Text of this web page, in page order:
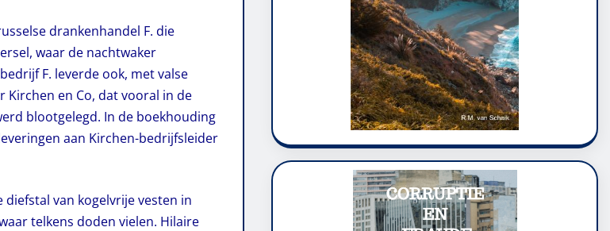
drankenhandel F. die
waar de nachtwaker
F. leverde ook, met valse
en Co, dat vooral in de
blootgelegd. In de boekhouding
aan Kirchen-bedrijfsleider
van kogelvrije vesten in
telkens doden vielen. Hilaire